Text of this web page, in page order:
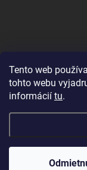
Tento web
tohto webu
informácií tu.
Nenašli ste čo ste
navštíviť aj našu
Copyright 2026